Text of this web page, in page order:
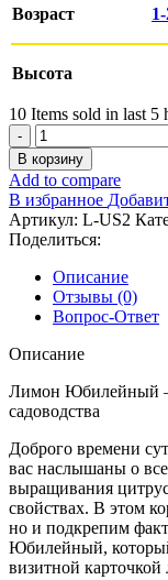
Возраст
Высота
10 Items sold in last 5
Количество
товара
Лимон
Юбилейный
саженец
2
год
В корзину
Add to compare
В избранное
Артикул: L-US2
Поделиться:
Описание
Отзывы (0)
Вопрос-Ответ
Описание
Лимон Юбилейный
садоводства
Доброго времени
вас наслышаны о
выращивания
свойствах. В этом
но и подкрепим
Юбилейный, который
визитной карточкой